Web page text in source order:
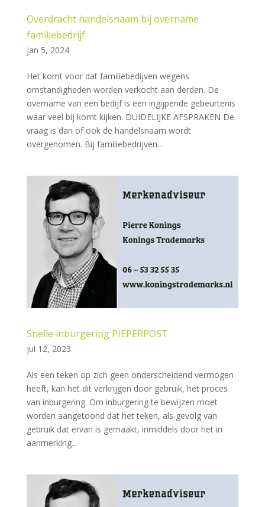
Overdracht handelsnaam bij overname
familiebedrijf
jan 5, 2024
Het komt voor dat familiebedijven wegens
omstandigheden worden verkocht aan derden. De
overname van een bedijf is een ingijpende gebeurtenis
waar veel bij komt kijken. DUIDELIJKE AFSPRAKEN De
vraag is dan of ook de handelsnaam wordt
overgenomen. Bij familiebedrijven...
Snelle inburgering PIEPERPOST
jul 12, 2023
Als een teken op zich geen onderscheidend vermogen
heeft, kan het dit verkrijgen door gebruik, het proces
van inburgering. Om inburgering te bewijzen moet
worden aangetoond dat het teken, als gevolg van
gebruik dat ervan is gemaakt, inmiddels door het in
aanmerking...